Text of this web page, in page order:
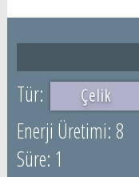
Çelik
8
1